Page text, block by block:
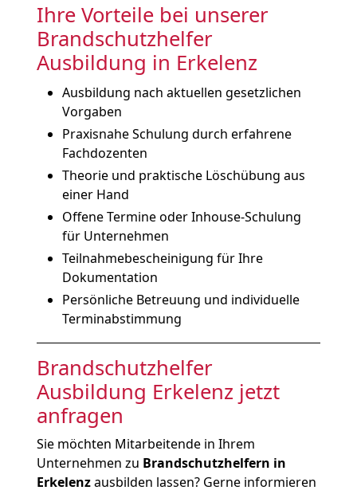
Ihre Vorteile bei unserer
Brandschutzhelfer
Ausbildung in Erkelenz
Ausbildung nach aktuellen gesetzlichen
Vorgaben
Praxisnahe Schulung durch erfahrene
Fachdozenten
Theorie und praktische Löschübung aus
einer Hand
Offene Termine oder Inhouse-Schulung
für Unternehmen
Teilnahmebescheinigung für Ihre
Dokumentation
Persönliche Betreuung und individuelle
Terminabstimmung
Brandschutzhelfer
Ausbildung Erkelenz jetzt
anfragen
Sie möchten Mitarbeitende in Ihrem
Unternehmen zu Brandschutzhelfern in
Erkelenzausbilden lassen? Gerne informieren